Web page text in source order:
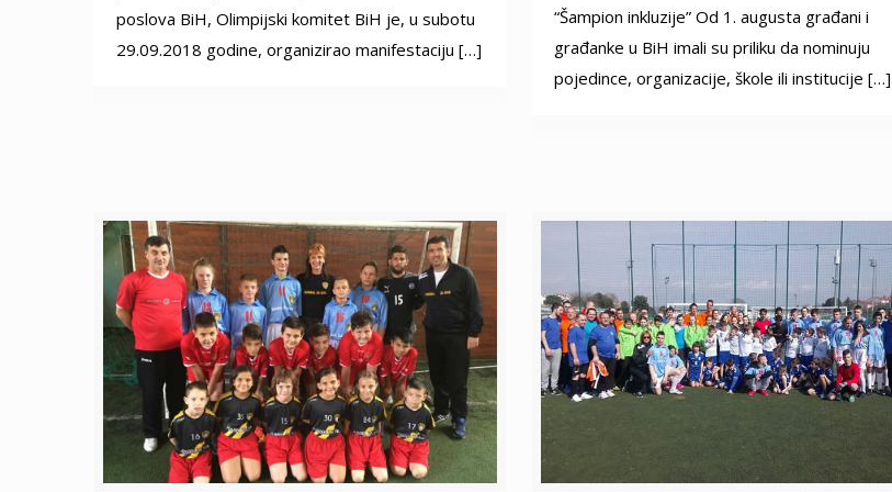
poslova BiH, Olimpijski komitet BiH je, u subotu
29.09.2018 godine, organizirao manifestaciju […]
“Šampion inkluzije” Od 1. augusta građani i
građanke u BiH imali su priliku da nominuju
pojedince, organizacije, škole ili institucije […]